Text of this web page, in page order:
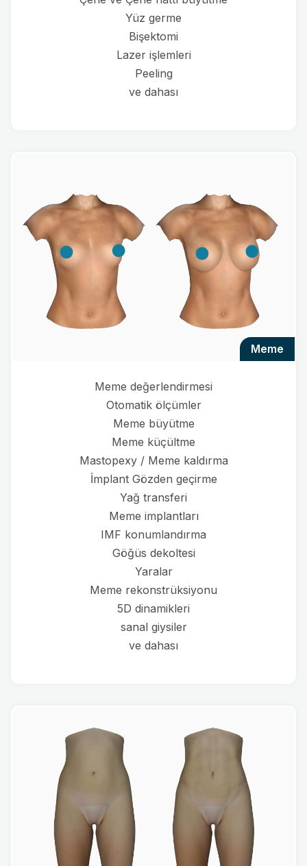
Yüz germe
Bişektomi
Lazer işlemleri
Peeling
ve dahası
meme
Meme değerlendirmesi
Otomatik ölçümler
Meme büyütme
Meme küçültme
Mastopexy / Meme kaldırma
İmplant Gözden geçirme
Yağ transferi
Meme implantları
IMF konumlandırma
Göğüs dekoltesi
Yaralar
Meme rekonstrüksiyonu
5D dinamikleri
sanal giysiler
ve dahası